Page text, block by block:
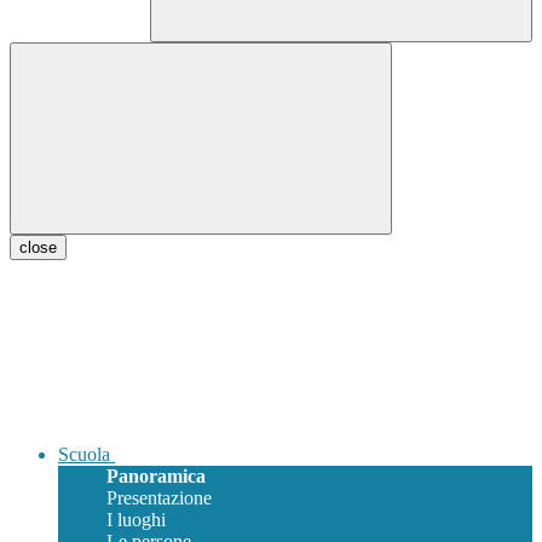
close
Scuola
Panoramica
Presentazione
I luoghi